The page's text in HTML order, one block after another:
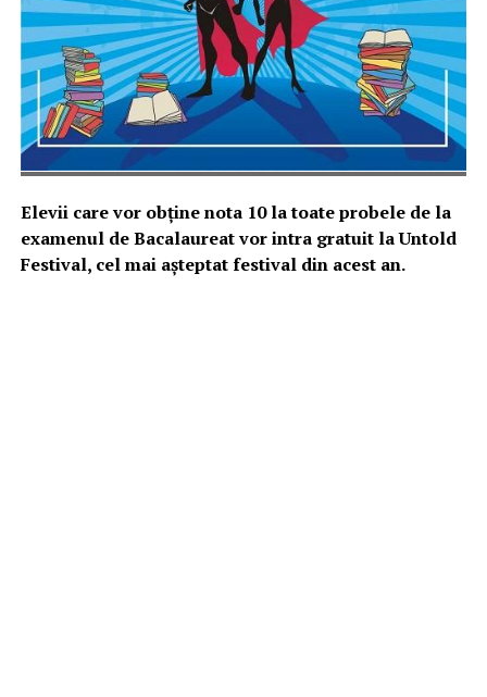
Elevii care vor obține nota 10 la toate probele de la
examenul de Bacalaureat vor intra gratuit la Untold
Festival, cel mai așteptat festival din acest an.